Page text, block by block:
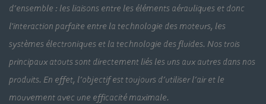
d’ensemble : les liaisons entre les éléments aérauliques et donc
l'interaction parfaite entre la technologie des moteurs, les
systèmes électroniques et la technologie des fluides. Nos trois
principaux atouts sont directement liés les uns aux autres dans nos
produits. En effet, l’objectif est toujours d’utiliser l’air et le
mouvement avec une efficacité maximale.